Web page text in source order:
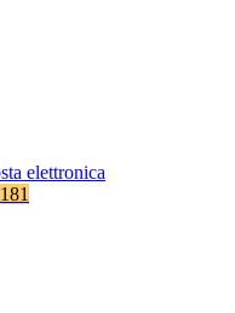
elettronica
181